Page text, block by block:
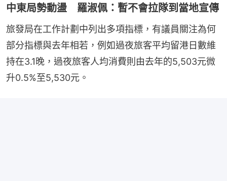
中東局勢動盪 羅淑佩：暫不會拉隊到當地宣傳
旅發局在工作計劃中列出多項指標，有議員關注為何
部分指標與去年相若，例如過夜旅客平均留港日數維
持在3.1晚，過夜旅客人均消費則由去年的5,503元微
升0.5%至5,530元。